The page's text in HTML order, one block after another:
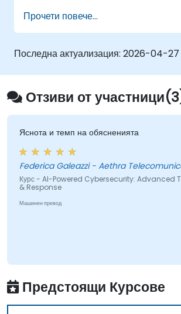
Да документират поведенията
противниците в системите.
Да проследяват атаки, да
модели и да оценяват вече
защитни инструменти.
Прочети повече...
Последна актуализация: 2026-04-27
Отзиви от
и темп на обясненията
Galeazzi - Aethra Telecomunications
AI-Powered Cybersecurity: Advanced Threat
превод
Предстоящи Курсове